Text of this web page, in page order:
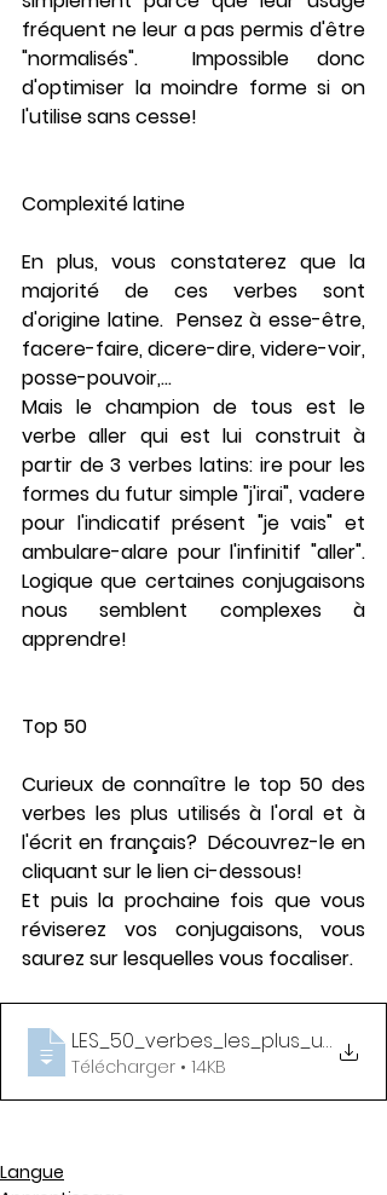
fréquent ne leur a pas permis d'être
"normalisés".  Impossible donc
d'optimiser la moindre forme si on
l'utilise sans cesse!
Complexité latine
En plus, vous constaterez que la
majorité de ces verbes sont
d'origine latine.  Pensez à esse-être
facere-faire, dicere-dire, videre-voir
posse-pouvoir,...
Mais le champion de tous est le
verbe aller qui est lui construit à
partir de 3 verbes latins: ire pour les
formes du futur simple "j'irai",
pour l'indicatif présent "je vais
ambulare-alare pour l'infinitif "aller".
Logique que certaines conjugaisons
nous semblent complexes à
apprendre!
Top 50
Curieux de connaître le top 50 des
verbes les plus utilisés à l'oral et à
l'écrit en français?  Découvrez-le en
cliquant sur le lien ci-dessous!
Et puis la prochaine fois que vous
réviserez vos conjugaisons, vous
saurez sur lesquelles vous focaliser.
Télécharger • 14KB
Langue